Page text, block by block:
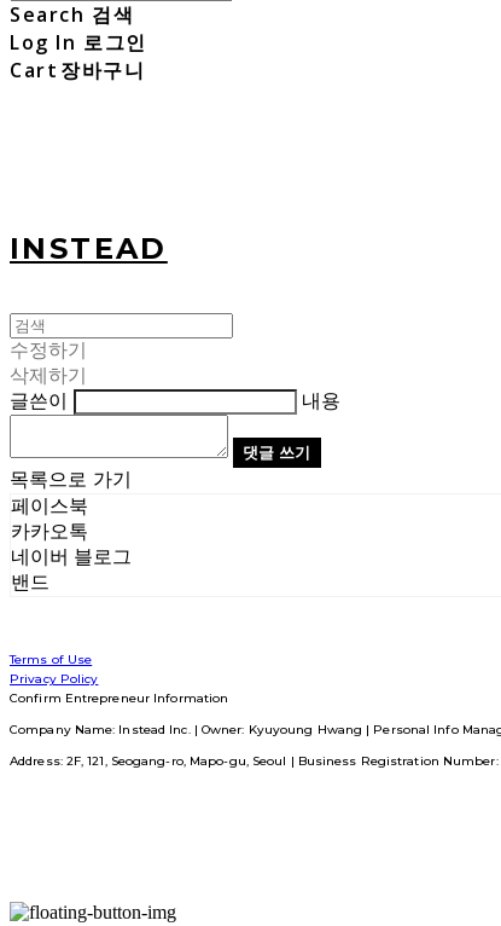
Search 검색
Log In 로그인
Cart 장바구니
INSTEAD
수정하기
삭제하기
글쓴이
내용
댓글 쓰기
목록으로 가기
페이스북
카카오톡
네이버 블로그
밴드
Terms of Use
Privacy Policy
Confirm Entrepreneur Information
Company Name: Instead Inc. | Owner: Kyuyoung Hwang | Personal Info
Address: 2F, 121, Seogang-ro, Mapo-gu, Seoul | Business Registration Number: